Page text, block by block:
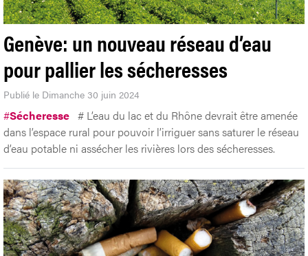
Genève: un nouveau réseau d’eau
pour pallier les sécheresses
Publié le Dimanche 30 juin 2024
#Sécheresse # L’eau du lac et du Rhône devrait être amenée
dans l’espace rural pour pouvoir l’irriguer sans saturer le réseau
d’eau potable ni assécher les rivières lors des sécheresses.